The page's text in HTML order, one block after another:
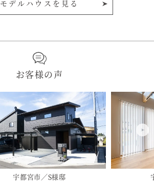
モデルハウスを見る
お客様の声
宇都宮市／S様邸